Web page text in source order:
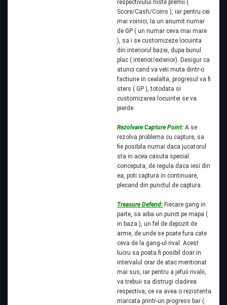
respectivului niste premii (
Score/Cash/Coins ), iar pentru cei
mai voinici, la un anumit numar
de GP ( un numar ceva mai mare
), sa i se customizeze locuinta
din interiorul bazei, dupa bunul
plac ( interior/exterior). Desigur ca
atunci cand va veti muta dintr-o
factiune in cealalta, progresul va fi
sters ( GP ), totodata si
customizarea locuintei se va
pierde.
Rezolvare Capture Point: A se
rezolva problema cu capture, sa
fie posibila numai daca jucatorul
sta in acea casuta special
conceputa, de regula daca iesi din
ea, poti captura in continuare,
plecand din punctul de captura.
Treasure Defend: Fiecare gang in
parte, sa aiba un punct pe mapa (
in baza ), un fel de depozit de
arme, de unde se poate fura cate
ceva de la gang-ul rival. Acest
lucru sa poata fi posibil doar in
intervalul orar de atac mentionat
mai sus, iar pentru a jefuii rivalii,
va trebuii sa distrugi cladirea
respectiva, ce va avea o rezistenta
marcata printr-un progress bar (